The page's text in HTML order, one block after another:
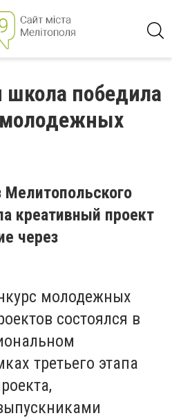
школа победила
молодежных
креативный проект
через
молодежных
состоялся в
третьего этапа